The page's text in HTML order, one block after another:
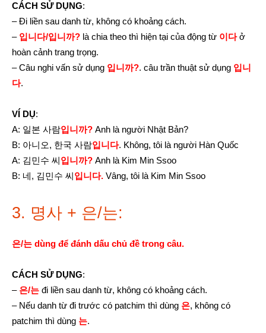
CÁCH SỬ DỤNG:
– Đi liền sau danh từ, không có khoảng cách.
– 입니다/입니까? là chia theo thì hiện tại của động từ 이다ở
hoàn cảnh trang trọng.
– Câu nghi vấn sử dụng 입니까?. câu trần thuật sử dụng 입니
다.
VÍ DỤ:
A: 일본 사람입니까? Anh là người Nhật Bản?
B: 아니오, 한국 사람입니다. Không, tôi là người Hàn Quốc
A: 김민수 씨입니까? Anh là Kim Min Ssoo
B: 네, 김민수 씨입니다. Vâng, tôi là Kim Min Ssoo
3. 명사 + 은/는:
은/는 dùng để đánh dấu chủ đề trong câu.
CÁCH SỬ DỤNG:
– 은/는 đi liền sau danh từ, không có khoảng cách.
– Nếu danh từ đi trước có patchim thì dùng 은, không có
patchim thì dùng 는.